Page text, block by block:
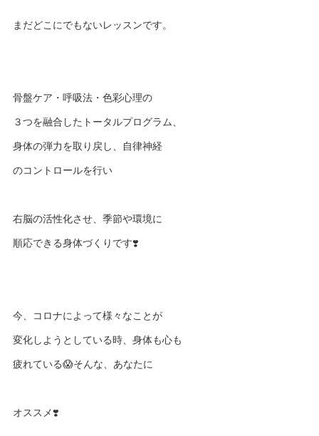
まだどこにでもないレッスンです。
骨盤ケア・呼吸法・色彩心理の
３つを融合したトータルプログラム、
身体の弾力を取り戻し、自律神経
のコントロールを行い
右脳の活性化させ、季節や環境に
順応できる身体づくりです❣️
今、コロナによって様々なことが
変化しようとしている時、身体も心も
疲れている😱そんな、あなたに
オススメ❣️